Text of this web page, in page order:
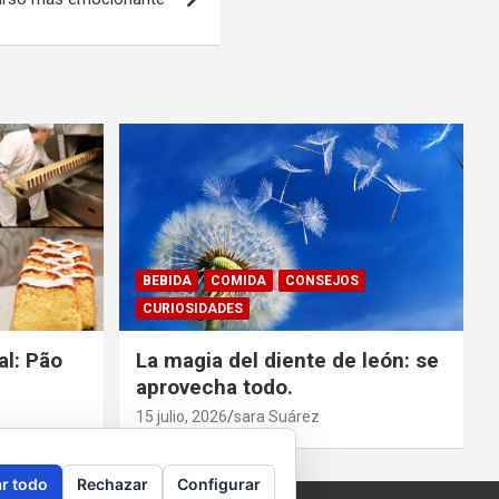
Pão
BEBIDA COMIDA
CONSEJOS
CURIOSIDADES
La magia del diente de león: se
aprovecha todo.
15 julio, 2026 sara Suárez
todo Rechazar Configurar